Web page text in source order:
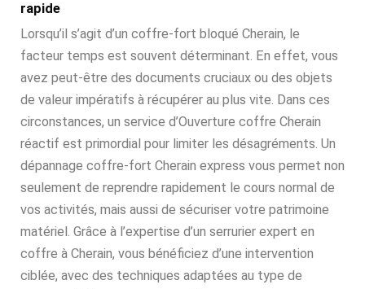
rapide
Lorsqu’il s’agit d’un coffre-fort bloqué Cherain, le
facteur temps est souvent déterminant. En effet, vous
avez peut-être des documents cruciaux ou des objets
de valeur impératifs à récupérer au plus vite. Dans ces
circonstances, un service d’Ouverture coffre Cherain
réactif est primordial pour limiter les désagréments. Un
dépannage coffre-fort Cherain express vous permet non
seulement de reprendre rapidement le cours normal de
vos activités, mais aussi de sécuriser votre patrimoine
matériel. Grâce à l’expertise d’un serrurier expert en
coffre à Cherain, vous bénéficiez d’une intervention
ciblée, avec des techniques adaptées au type de